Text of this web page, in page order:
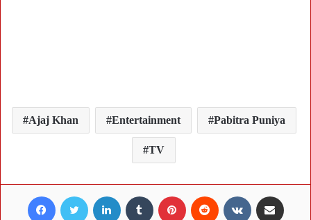
Ajaj Khan Entertainment Pabitra Puniya
TV
Facebook Twitter LinkedIn Tumblr Pinterest Reddit VKontakte